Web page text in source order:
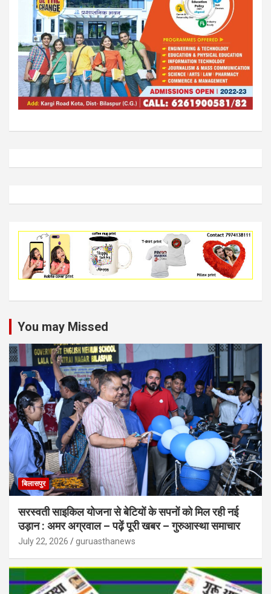
You may Missed
बिलासपुर
सरस्वती साइकिल योजना से बेटियों के सपनों को मिल रही नई
उड़ान : अमर अग्रवाल – पढ़ें पूरी खबर – गुरुआस्था समाचार
July 22, 2026 guruasthanews